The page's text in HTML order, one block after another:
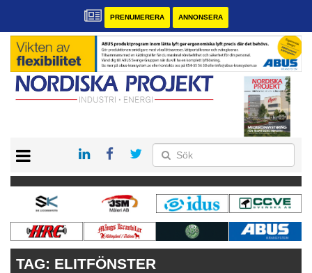
PRENUMERERA ANNONSERA
KONTAKT
VÅRA ANDRA MAGASIN
PRENUMERERA
ANNONSERA
TAG: ELITFÖNSTER